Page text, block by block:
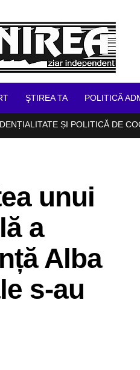
ŞTIREA TA POLITICĂ
ȘI POLITICĂ DE
unui
a
Alba
s-au